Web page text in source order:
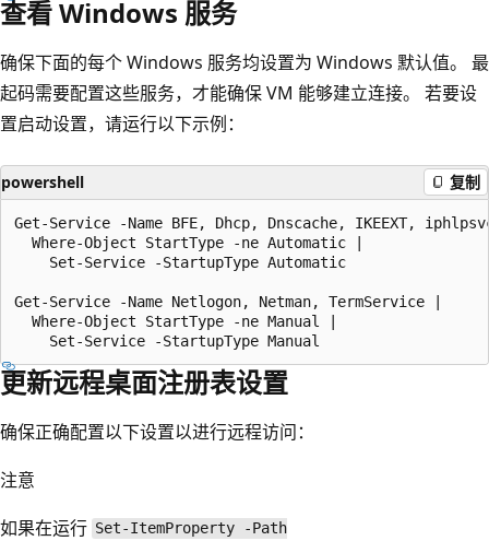
查看 Windows 服务
确保下面的每个 Windows 服务均设置为 Windows 默认值。 最
起码需要配置这些服务，才能确保 VM 能够建立连接。 若要设
置启动设置，请运行以下示例：
powershell 复制
Get-Service -Name BFE, Dhcp, Dnscache, IKEEXT,
  Where-Object StartType -ne Automatic |
    Set-Service -StartupType Automatic
Get-Service -Name Netlogon, Netman, TermService |
  Where-Object StartType -ne Manual |
更新远程桌面注册表设置
确保正确配置以下设置以进行远程访问：
注意
如果在运行 Set-ItemProperty -Path